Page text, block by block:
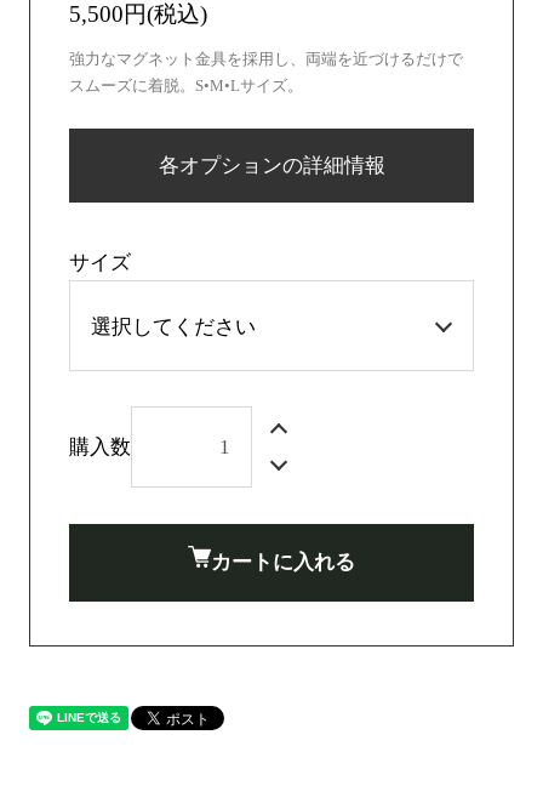
5,500円(税込)
強力なマグネット金具を採用し、両端を近づけるだけで
スムーズに着脱。S•M•Lサイズ。
各オプションの詳細情報
サイズ
購入数
カートに入れる